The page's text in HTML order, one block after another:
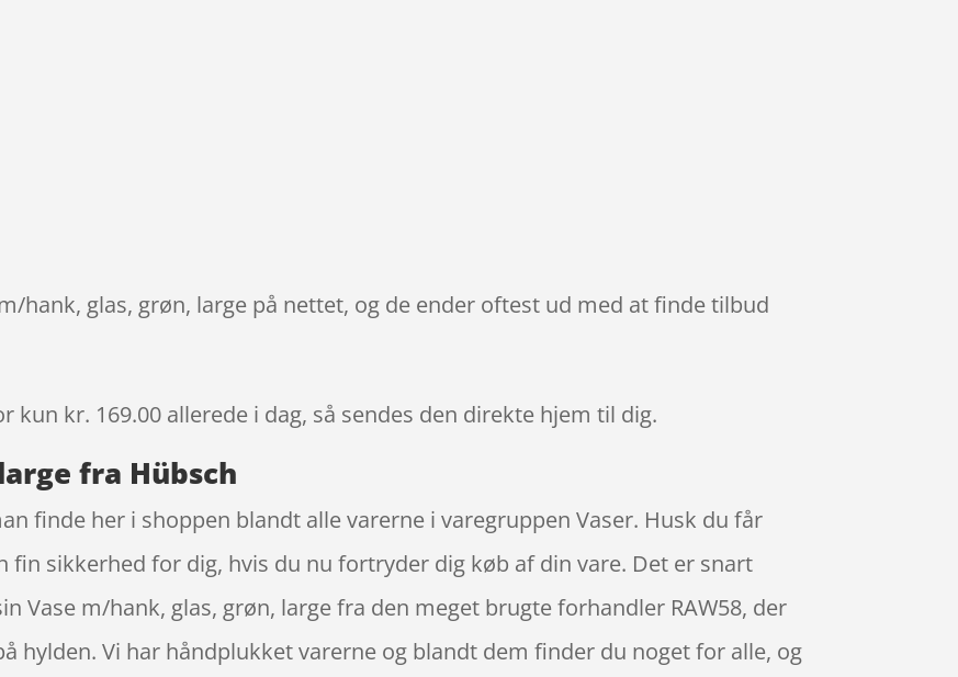
hank, glas, grøn, large på nettet, og de ender oftest ud med at finde tilbud
kun kr. 169.00 allerede i dag, så sendes den direkte hjem til dig.
fra Hübsch
finde her i shoppen blandt alle varerne i varegruppen Vaser. Husk du får
fin sikkerhed for dig, hvis du nu fortryder dig køb af din vare. Det er snart
Vase m/hank, glas, grøn, large fra den meget brugte forhandler RAW58, der
hylden. Vi har håndplukket varerne og blandt dem finder du noget for alle, og